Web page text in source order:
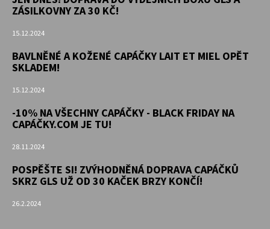
ZÁSILKOVNY ZA 30 KČ!
15.12.2024
BAVLNĚNÉ A KOŽENÉ CAPÁČKY LAIT ET MIEL OPĚT
SKLADEM!
15.12.2024
-10% NA VŠECHNY CAPÁČKY - BLACK FRIDAY NA
CAPÁČKY.COM JE TU!
28.11.2024
POSPĚŠTE SI! ZVÝHODNĚNÁ DOPRAVA CAPÁČKŮ
SKRZ GLS UŽ OD 30 KAČEK BRZY KONČÍ!
26.2.2024